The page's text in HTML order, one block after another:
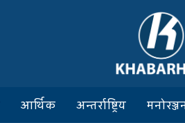
आर्थिक अन्तर्राष्ट्रिय